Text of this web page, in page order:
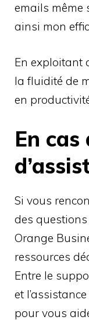
emails même
ainsi mon
En exploitant
la fluidité de
en
En cas
Si vous
des
Orange
ressources
Entre le
et
pour vous